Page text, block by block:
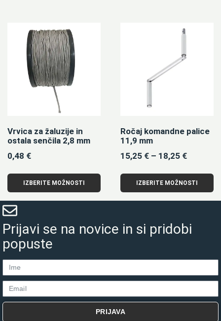
Vrvica za žaluzije in
ostala senčila 2,8 mm
0,48 €
IZBERITE MOŽNOSTI
Ročaj komandne palice
11,9 mm
15,25 € – 18,25 €
IZBERITE MOŽNOSTI
Prijavi se na novice in si pridobi
popuste
PRIJAVA